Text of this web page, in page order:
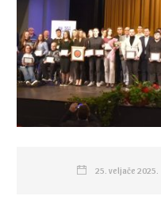
25. veljače 2025.